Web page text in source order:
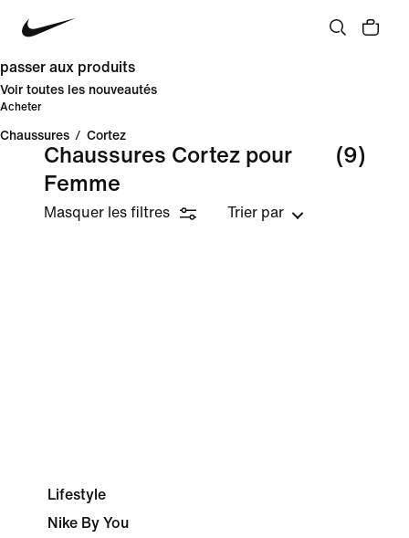
passer aux produits
Voir toutes les nouveautés
Acheter
Chaussures / Cortez
Chaussures Cortez pour
Femme
(9)
Masquer les filtres Trier par
Lifestyle
Nike By You